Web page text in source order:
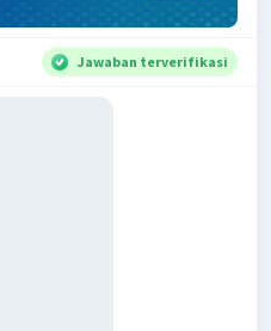
Jawaban terverifikasi